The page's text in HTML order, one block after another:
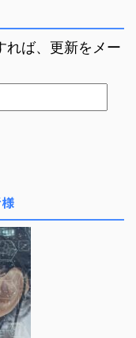
れば、更新をメー